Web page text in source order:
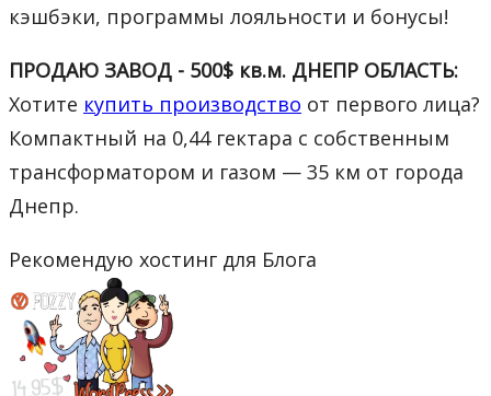
кэшбэки, программы лояльности и бонусы!
ПРОДАЮ ЗАВОД - 500$ кв.м. ДНЕПР ОБЛАСТЬ:
Хотите купить производство от первого лица?
Компактный на 0,44 гектара с собственным
трансформатором и газом — 35 км от города
Днепр.
Рекомендую хостинг для Блога